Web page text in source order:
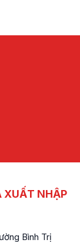
XUẤT NHẬP
Bình Trị